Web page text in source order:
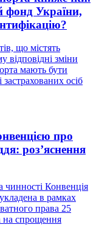
фонд України,
що містять
відповідні зміни
мають бути
осіб
про
роз’яснення
чинності Конвенція
в рамках
права 25
на спрощення